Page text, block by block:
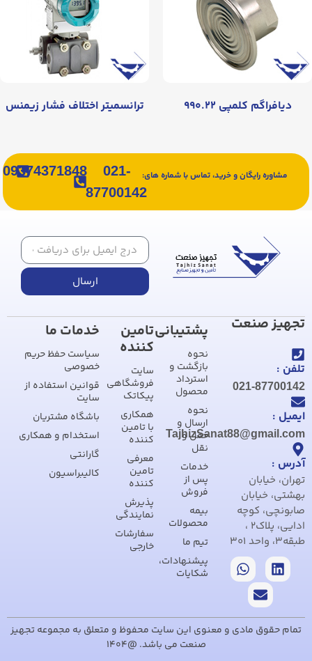
دیافراگم کلمپی ۹۹۰.۲۲ ترانسمیتر اختلاف فشار زیمنس
مشاوره رایگان و خرید، تماس با شماره های:
021-
87700142
09374371848
ارسال
تجهیز صنعت
تلفن :
021-87700142
ایمیل :
TajhizSanat88@gmail.com
آدرس :
تهران، خیابان
بهشتی، خیابان
صابونچی، کوچه
ادایی، پلاک2 ،
طبقه3، واحد 301
پشتیبانی
نحوه
بازگشت و
استرداد
محصول
نحوه
ارسال و
حمل و
نقل
خدمات
پس از
فروش
بیمه
محصولات
تیم ما
پیشنهادات،
شکایات
تامین
کننده
سایت
فروشگاهی
پیکاتک
همکاری
با تامین
کننده
معرفی
تامین
کننده
پذیرش
نمایندگی
سفارشات
خارجی
خدمات ما
سیاست حفظ حریم
خصوصی
قوانین استفاده از
سایت
باشگاه مشتریان
استخدام و همکاری
گارانتی
کالیبراسیون
تمام حقوق مادی و معنوی این سایت محفوظ و متعلق به مجموعه تجهیز
صنعت می باشد. @1404